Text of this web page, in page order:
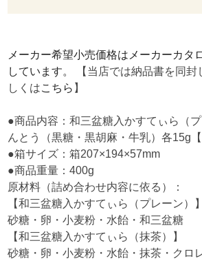
メーカー希望小売価格はメーカーカタ
しています。
【当店では納品書を同
しくはこちら 】
●商品内容：和三盆糖入かすてぃら（
んとう（黒糖・黒胡麻・牛乳）各15g【
●箱サイズ：箱207×194×57mm
●商品重量：400g
原材料（詰め合わせ内容に依る）：
【和三盆糖入かすてぃら（プレーン）】
砂糖・卵・小麦粉・水飴・和三盆糖
【和三盆糖入かすてぃら（抹茶）】
砂糖・卵・小麦粉・水飴・抹茶・クロ